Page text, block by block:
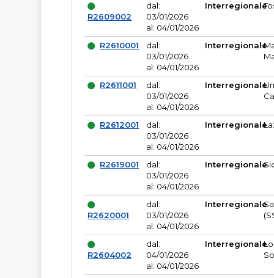
R2609002
dal:
03/01/2026
al: 04/01/2026
Interregionale
R2610001
dal:
03/01/2026
al: 04/01/2026
Interregionale
R2611001
dal:
03/01/2026
al: 04/01/2026
Interregionale
R2612001
dal:
03/01/2026
al: 04/01/2026
Interregionale
R2619001
dal:
03/01/2026
al: 04/01/2026
Interregionale
R2620001
dal:
03/01/2026
al: 04/01/2026
Interregionale
R2604002
dal:
04/01/2026
al: 04/01/2026
Interregionale